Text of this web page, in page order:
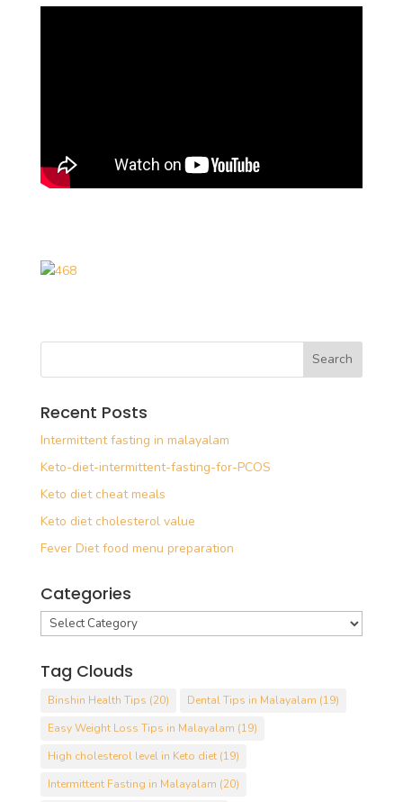
Recent Posts
Intermittent fasting in malayalam
Keto-diet-intermittent-fasting-for-PCOS
Keto diet cheat meals
Keto diet cholesterol value
Fever Diet food menu preparation
Categories
Categories
Tag Clouds
Binshin Health Tips (20) Dental Tips in Malayalam (19)
Easy Weight Loss Tips in Malayalam (19)
High cholesterol level in Keto diet(19)
Intermittent Fasting in Malayalam (20)